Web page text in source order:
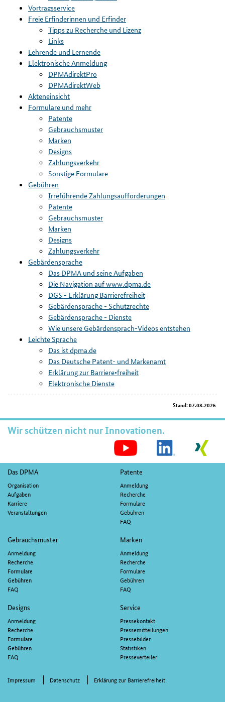
Vortragsservice
Freie Erfinderinnen und Erfinder
Tipps zu Recherche und Lizenz
Links
Lehrende und Lernende
Elektronische Anmeldung
DPMAdirektPro
DPMAdirektWeb
Akteneinsicht
Formulare und mehr
Patente
Gebrauchsmuster
Marken
Designs
Zahlungsverkehr
Sonstige Formulare
Gebühren
Irreführende Zahlungsaufforderungen
Patente
Gebrauchsmuster
Marken
Designs
Zahlungsverkehr
Gebärdensprache
Das DPMA und seine Aufgaben
Die Navigation auf www.dpma.de
DGS - Erklärung Barrierefreiheit
Gebärdensprache - Schutzrechte
Gebärdensprache - Dienste
Wie unsere Gebärdensprach-Videos entstehen
Leichte Sprache
Das ist dpma.de
Das Deutsche Patent- und Markenamt
Erklärung zur Barriere∙freiheit
Elektronische Dienste
Stand: 07.08.2026
Position
Wir schützen nicht nur Innovationen.
Fußnavigation
Das DPMA
Organisation
Aufgaben
Karriere
Veranstaltungen
Patente
Anmeldung
Recherche
Formulare
Gebühren
FAQ
Gebrauchsmuster
Anmeldung
Recherche
Formulare
Gebühren
FAQ
Marken
Anmeldung
Recherche
Formulare
Gebühren
FAQ
Designs
Anmeldung
Recherche
Formulare
Gebühren
FAQ
Service
Pressekontakt
Pressemitteilungen
Pressebilder
Statistiken
Presseverteiler
Impressum Datenschutz Erklärung zur Barrierefreiheit